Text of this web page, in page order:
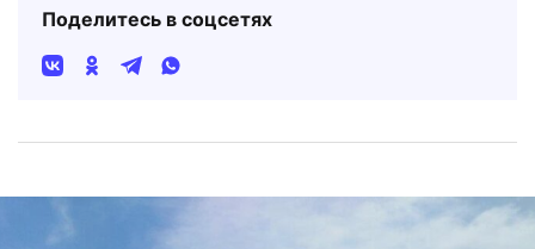
Поделитесь в соцсетях